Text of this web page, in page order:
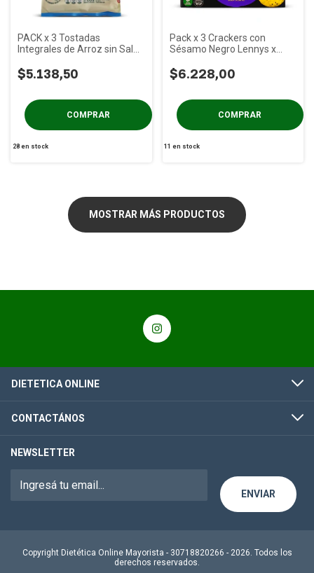
PACK x 3 Tostadas
Integrales de Arroz sin Sal
$5.138,50
28en stock
Pack x 3 Crackers con
Sésamo Negro Lennys x
$6.228,00
11 en stock
MOSTRAR MÁS PRODUCTOS
DIETETICA ONLINE
CONTACTÁNOS
NEWSLETTER
Copyright Dietética Online Mayorista - 30718820266 - 2026. Todos los
derechos reservados.